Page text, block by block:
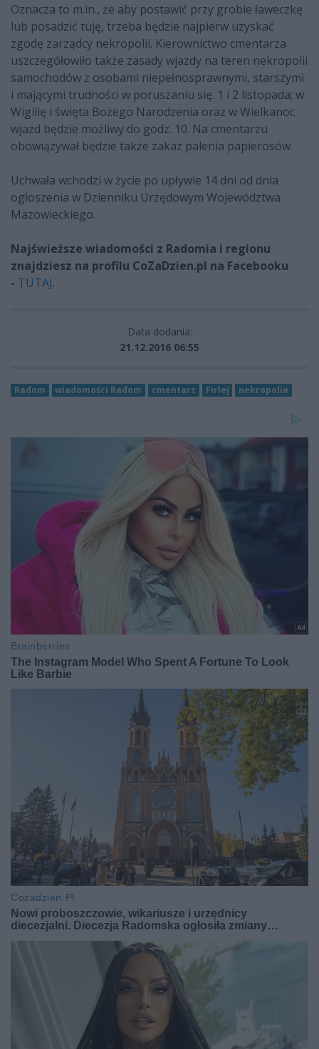
Oznacza to m.in., że aby postawić przy grobie ławeczkę
lub posadzić tuję, trzeba będzie najpierw uzyskać
zgodę zarządcy nekropolii. Kierownictwo cmentarza
uszczegółowiło także zasady wjazdy na teren nekropolii
samochodów z osobami niepełnosprawnymi, starszymi
i mającymi trudności w poruszaniu się. 1 i 2 listopada; w
Wigilię i święta Bożego Narodzenia oraz w Wielkanoc
wjazd będzie możliwy do godz. 10. Na cmentarzu
obowiązywał będzie także zakaz palenia papierosów.
Uchwała wchodzi w życie po upływie 14 dni od dnia
ogłoszenia w Dzienniku Urzędowym Województwa
Mazowieckiego.
Najświeższe wiadomości z Radomia i regionu
znajdziesz na profilu CoZaDzien.pl na Facebooku
- TUTAJ.
Data dodania:
21.12.2016 06:55
Radom wiadomości Radom cmentarz Firlej nekropolia